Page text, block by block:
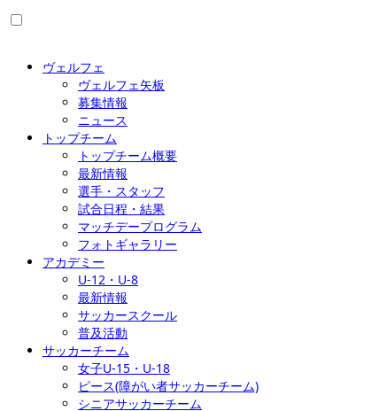
ヴェルフェ
ヴェルフェ矢板
募集情報
ニュース
トップチーム
トップチーム概要
最新情報
選手・スタッフ
試合日程・結果
マッチデープログラム
フォトギャラリー
アカデミー
U-12・U-8
最新情報
サッカースクール
普及活動
サッカーチーム
女子U-15・U-18
ピース(障がい者サッカーチーム)
シニアサッカーチーム